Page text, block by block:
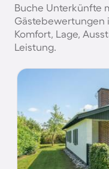
Buche Unterkünfte
Gästebewertungen
Komfort, Lage,
Leistung.